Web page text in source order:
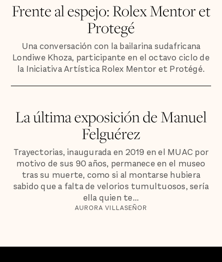
Frente al espejo: Rolex Mentor et
Protegé
Una conversación con la bailarina sudafricana
Londiwe Khoza, participante en el octavo ciclo de
la Iniciativa Artística Rolex Mentor et Protégé.
La última exposición de Manuel
Felguérez
Trayectorias, inaugurada en 2019 en el MUAC por
motivo de sus 90 años, permanece en el museo
tras su muerte, como si al montarse hubiera
sabido que a falta de velorios tumultuosos, sería
ella quien te...
AURORA VILLASEÑOR